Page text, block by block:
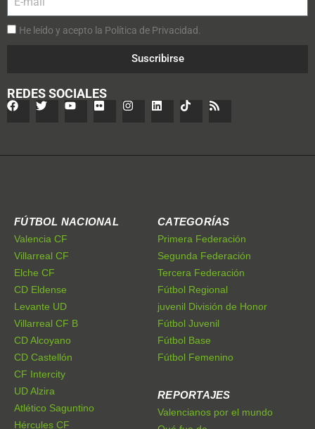
He leído y acepto la Política de Privacidad.
Suscribirse
REDES SOCIALES
FÚTBOL NACIONAL
Valencia CF
Villarreal CF
Elche CF
CD Eldense
Levante UD
Villarreal CF B
CD Alcoyano
CD Castellón
CF Intercity
UD Alzira
Atlético Saguntino
Hércules CF
CATEGORÍAS
Primera Federación
Segunda Federación
Tercera Federación
Fútbol Regional
juvenil División de Honor
Fútbol Juvenil
Fútbol Base
Fútbol Femenino
REPORTAJES
Valencianos por el mundo